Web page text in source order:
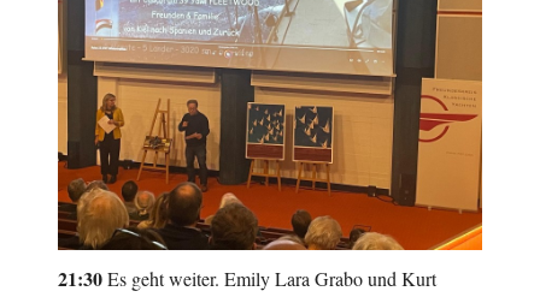
21:30Es geht weiter. Emily Lara Grabo und Kurt